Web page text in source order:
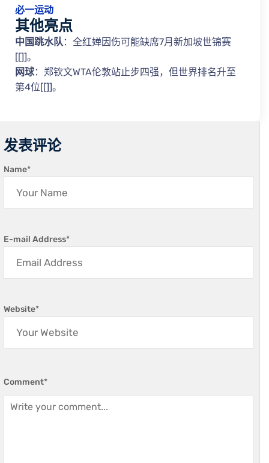
必一运动
其他亮点
中国跳水队：全红婵因伤可能缺席7月新加坡世锦赛
[[]]。
网球：郑钦文WTA伦敦站止步四强，但世界排名升至
第4位[[]]。
发表评论
Name*
E-mail Address*
Website*
Comment*